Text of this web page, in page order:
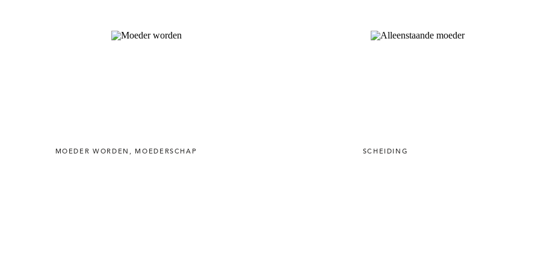
MOEDER WORDEN , MOEDERSCHAP SCHEIDING